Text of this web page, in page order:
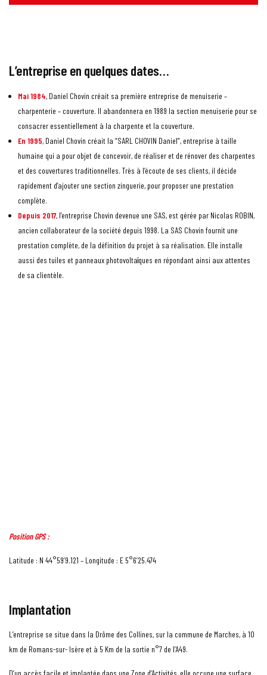
L’entreprise en quelques dates…
Mai 1984, Daniel Chovin créait sa première entreprise de menuiserie –
charpenterie – couverture. Il abandonnera en 1989 la section menuiserie pour se
consacrer essentiellement à la charpente et la couverture.
En 1995, Daniel Chovin créait la “SARL CHOVIN Daniel”, entreprise à taille
humaine qui a pour objet de concevoir, de réaliser et de rénover des charpentes
et des couvertures traditionnelles. Très à l’écoute de ses clients, il décide
rapidement d’ajouter une section zinguerie, pour proposer une prestation
complète.
Depuis 2017, l’entreprise Chovin devenue une SAS, est gérée par Nicolas ROBIN,
ancien collaborateur de la société depuis 1998. La SAS Chovin fournit une
prestation complète, de la définition du projet à sa réalisation. Elle installe
aussi des tuiles et panneaux photovoltaïques en répondant ainsi aux attentes
de sa clientèle.
Position GPS :
Latitude : N 44°59’9.121 – Longitude : E 5°6’25.474
Implantation
L’entreprise se situe dans la Drôme des Collines, sur la commune de Marches, à 10
km de Romans-sur- Isère et à 5 Km de la sortie n°7 de l’A49.
D’un accès facile et implantée dans une Zone d’Activités, elle occupe une surface